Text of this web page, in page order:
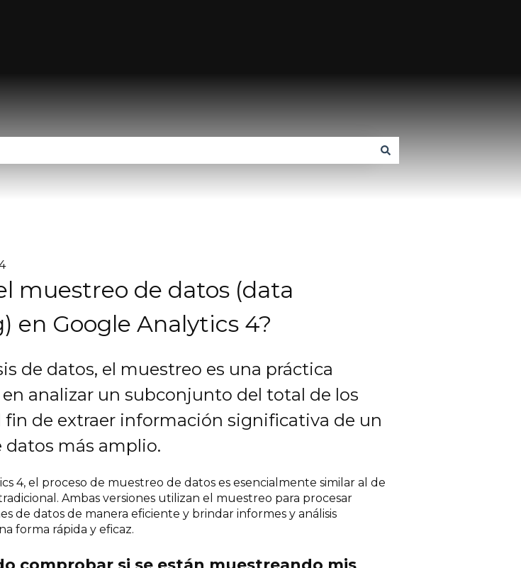
muestreo de datos (data
en Google Analytics 4?
de datos, el muestreo es una práctica
analizar un subconjunto del total de los
fin de extraer información significativa de un
más amplio.
4, el proceso de muestreo de datos es esencialmente similar al de
Ambas versiones utilizan el muestreo para procesar
de datos de manera eficiente y brindar informes y análisis
forma rápida y eficaz.